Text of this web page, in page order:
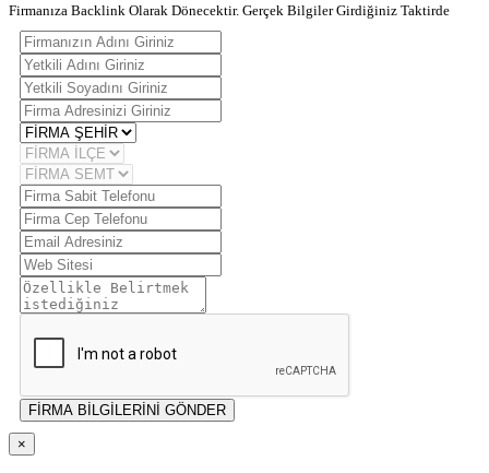
Firmanıza Backlink Olarak Dönecektir. Gerçek Bilgiler Girdiğiniz Taktirde
FİRMA BİLGİLERİNİ GÖNDER
×